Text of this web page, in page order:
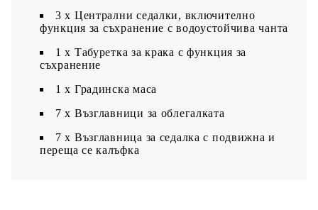
3 x Централни седалки, включително
функция за съхранение с водоустойчива чанта
1 x Табуретка за крака с функция за
съхранение
1 х Градинска маса
7 x Възглавници за облегалката
7 x Възглавница за седалка с подвижна и
переща се калъфка